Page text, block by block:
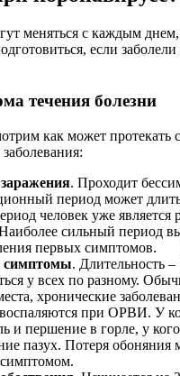
меняться с каждым
если
течения болезни
как может протекать
. Проходит
период может
человек уже является
сильный период
первых симптомов.
симптомы. Длительность
у всех по разному.
хронические
при ОРВИ. У
и першение в горле, у
пазух. Потеря обоняния